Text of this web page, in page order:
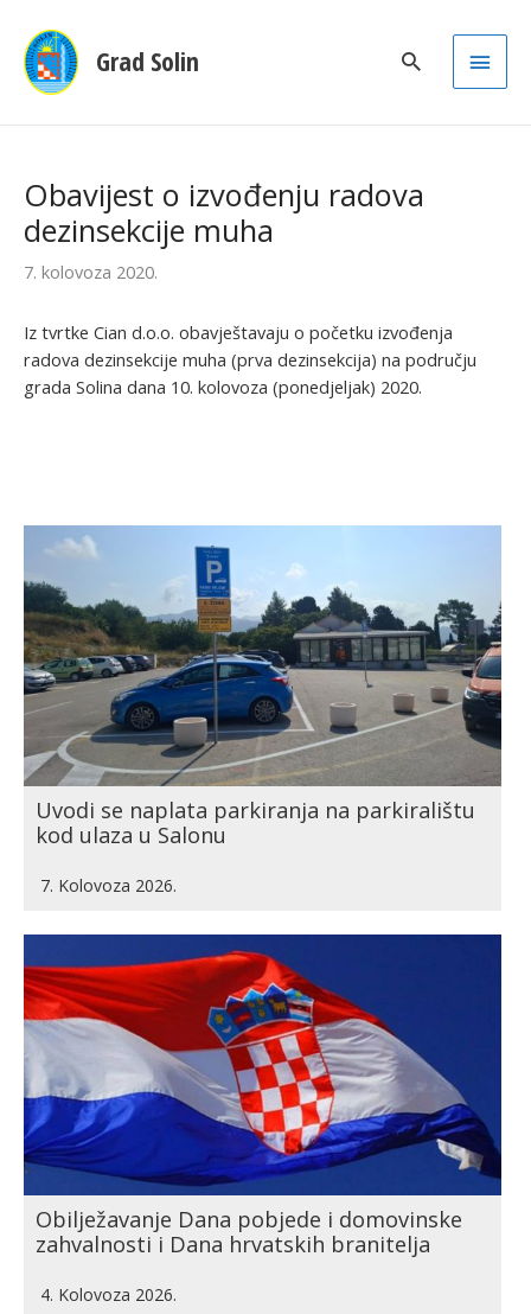
Grad Solin
Main
Obavijest o izvođenju radova
dezinsekcije muha
7. kolovoza 2020.
Iz tvrtke Cian d.o.o. obavještavaju o početku izvođenja
radova dezinsekcije muha (prva dezinsekcija) na području
grada Solina dana 10. kolovoza (ponedjeljak) 2020.
Uvodi se naplata parkiranja na parkiralištu
kod ulaza u Salonu
7. Kolovoza 2026.
Obilježavanje Dana pobjede i domovinske
zahvalnosti i Dana hrvatskih branitelja
4. Kolovoza 2026.